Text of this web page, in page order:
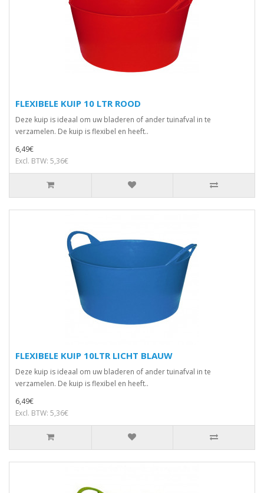
FLEXIBELE KUIP 10 LTR ROOD
Deze kuip is ideaal om uw bladeren of ander tuinafval in te
verzamelen. De kuip is flexibel en heeft..
6,49€
Excl. BTW: 5,36€
FLEXIBELE KUIP 10LTR LICHT BLAUW
Deze kuip is ideaal om uw bladeren of ander tuinafval in te
verzamelen. De kuip is flexibel en heeft..
6,49€
Excl. BTW: 5,36€